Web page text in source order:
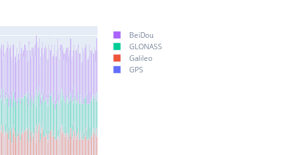
BeiDou
GLONASS
Galileo
GPS